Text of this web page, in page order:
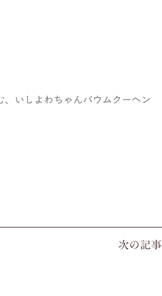
いしよわちゃんバウムクーヘン
次の記事